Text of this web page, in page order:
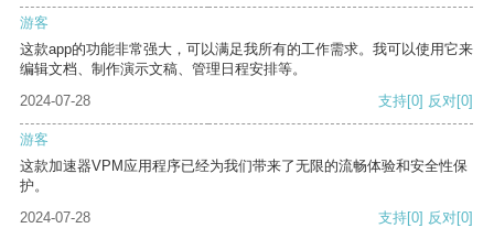
游客
这款app的功能非常强大，可以满足我所有的工作需求。我可以使用它来
编辑文档、制作演示文稿、管理日程安排等。
2024-07-28
支持[0] 反对[0]
游客
这款加速器VPM应用程序已经为我们带来了无限的流畅体验和安全性保
护。
2024-07-28
支持[0] 反对[0]